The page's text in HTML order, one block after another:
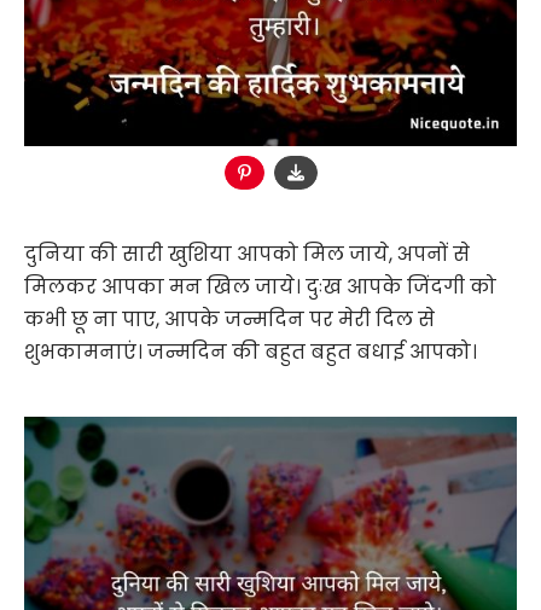
दुनिया की सारी खुशिया आपको मिल जाये, अपनों से
मिलकर आपका मन खिल जाये। दुःख आपके जिंदगी को
कभी छू ना पाए, आपके जन्मदिन पर मेरी दिल से
शुभकामनाएं। जन्मदिन की बहुत बहुत बधाई आपको।